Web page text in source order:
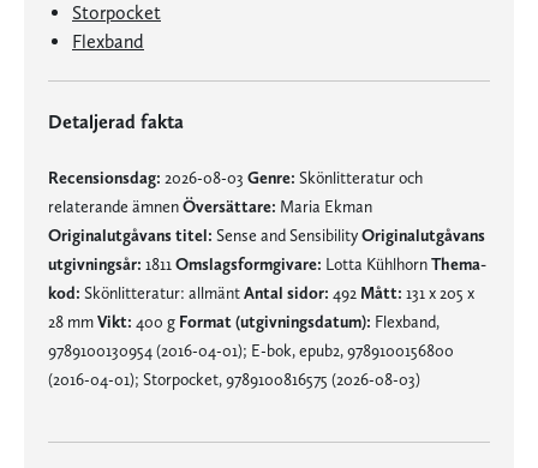
Storpocket
Flexband
Detaljerad fakta
Recensionsdag: 2026-08-03 Genre: Skönlitteratur och
relaterande ämnenÖversättare: Maria Ekman
Originalutgåvans titel: Sense and SensibilityOriginalutgåvans
utgivningsår: 1811 Omslagsformgivare: Lotta KühlhornThema-
kod: Skönlitteratur: allmäntAntal sidor: 492 Mått: 131 x 205 x
28 mmVikt: 400 g Format (utgivningsdatum): Flexband,
9789100130954 (2016-04-01); E-bok, epub2, 9789100156800
(2016-04-01); Storpocket, 9789100816575 (2026-08-03)